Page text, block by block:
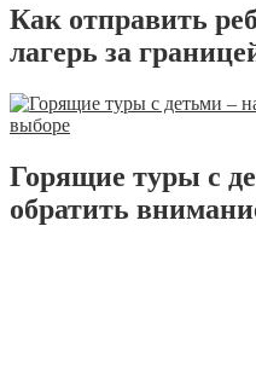
Как отправить
лагерь за
Горящие туры с
обратить